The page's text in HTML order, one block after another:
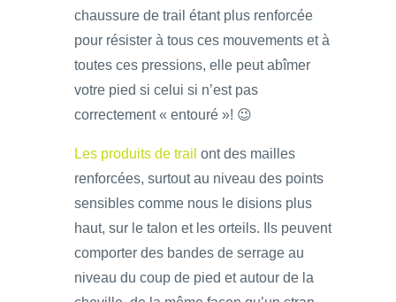
chaussure de trail étant plus renforcée
pour résister à tous ces mouvements et à
toutes ces pressions, elle peut abîmer
votre pied si celui si n’est pas
correctement « entouré »! 😉
Les produits de trail ont des mailles
renforcées, surtout au niveau des points
sensibles comme nous le disions plus
haut, sur le talon et les orteils. Ils peuvent
comporter des bandes de serrage au
niveau du coup de pied et autour de la